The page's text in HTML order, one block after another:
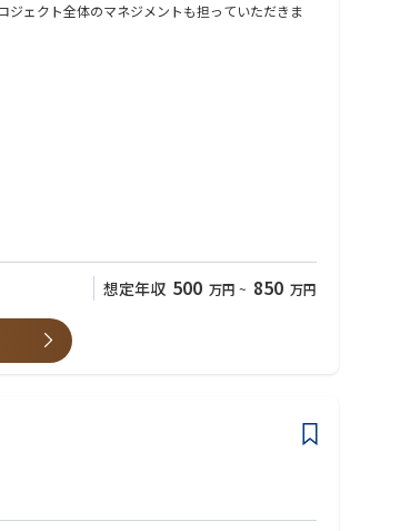
ェクト全体のマネジメントも担っていただきま
ョンに携われる環境です。多様な関係者と協働し
想定年収 500 万円 ~ 850 万円